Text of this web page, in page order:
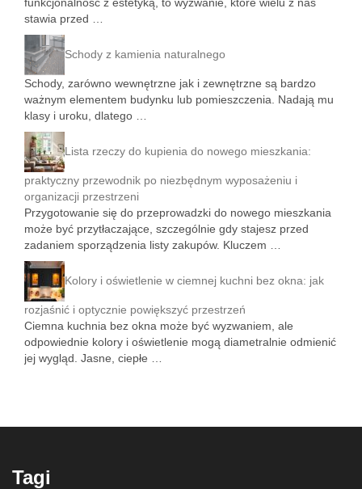
stawia przed …
Schody z kamienia naturalnego
Schody, zarówno wewnętrzne jak i zewnętrzne są bardzo
ważnym elementem budynku lub pomieszczenia. Nadają mu
klasy i uroku, dlatego …
Lista rzeczy do kupienia do nowego mieszkania:
praktyczny przewodnik po niezbędnym wyposażeniu i
organizacji przestrzeni
Przygotowanie się do przeprowadzki do nowego mieszkania
może być przytłaczające, szczególnie gdy stajesz przed
zadaniem sporządzenia listy zakupów. Kluczem …
Kolory i oświetlenie w ciemnej kuchni bez okna: jak
rozjaśnić i optycznie powiększyć przestrzeń
Ciemna kuchnia bez okna może być wyzwaniem, ale
odpowiednie kolory i oświetlenie mogą diametralnie odmienić
jej wygląd. Jasne, ciepłe …
Tagi